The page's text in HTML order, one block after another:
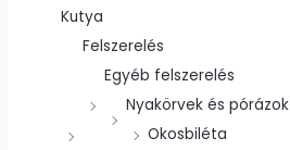
Kutya
Felszerelés
Egyéb felszerelés
Nyakörvek és pórázok
Okosbiléta